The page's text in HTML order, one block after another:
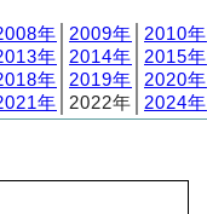
年 2009年
2010年
年 2014年
2015年
年 2019年
2020年
年 │2022年│ 2024年